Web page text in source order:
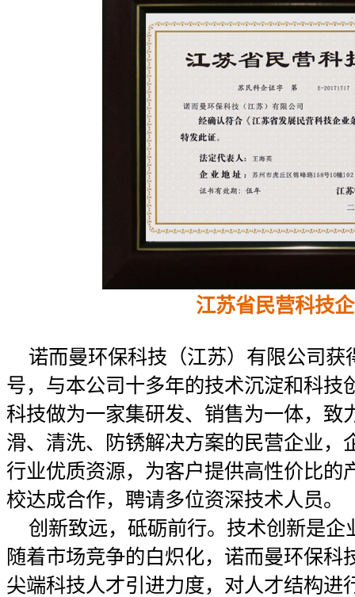
江苏省民营科技
诺而曼环保科技（江苏）有限公司获
号，与本公司十多年的技术沉淀和科技
科技做为一家集研发、销售为一体，致
滑、清洗、防锈解决方案的民营企业，
行业优质资源，为客户提供高性价比的
校达成合作，聘请多位资深技术人员。
创新致远，砥砺前行。技术创新是企
随着市场竞争的白炽化，诺而曼环保科
尖端科技人才引进力度，对人才结构进